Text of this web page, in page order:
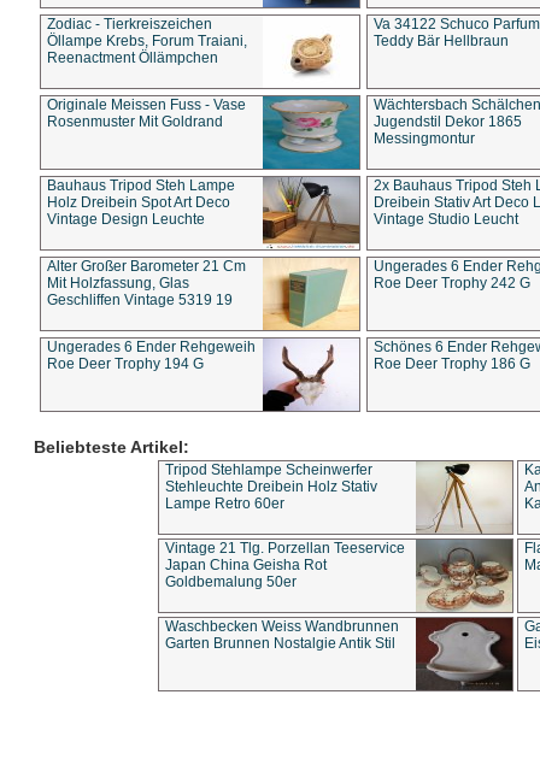
Zodiac - Tierkreiszeichen
Öllampe Krebs, Forum Traiani,
Reenactment Öllämpchen
Va 34122 Schuco
Teddy Bär Hellbraun
Originale Meissen Fuss - Vase
Rosenmuster Mit Goldrand
Wächtersbach Schälchen
Jugendstil Dekor 1865
Messingmontur
Bauhaus Tripod Steh Lampe
Holz Dreibein Spot Art Deco
Vintage Design Leuchte
2x Bauhaus Tripod Steh
Dreibein Stativ Art Deco
Vintage Studio Leucht
Alter Großer Barometer 21 Cm
Mit Holzfassung, Glas
Geschliffen Vintage 5319 19
Ungerades 6 Ender
Roe Deer Trophy 242 G
Ungerades 6 Ender Rehgeweih
Roe Deer Trophy 194 G
Schönes 6 Ender
Roe Deer Trophy 186 G
Beliebteste Artikel:
Tripod Stehlampe Scheinwerfer
Stehleuchte Dreibein Holz Stativ
Lampe Retro 60er
Vintage 21 Tlg. Porzellan Teeservice
Japan China Geisha Rot
Goldbemalung 50er
Waschbecken Weiss Wandbrunnen
Garten Brunnen Nostalgie Antik Stil